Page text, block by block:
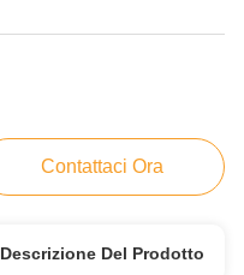
Contattaci Ora
Descrizione Del Prodotto